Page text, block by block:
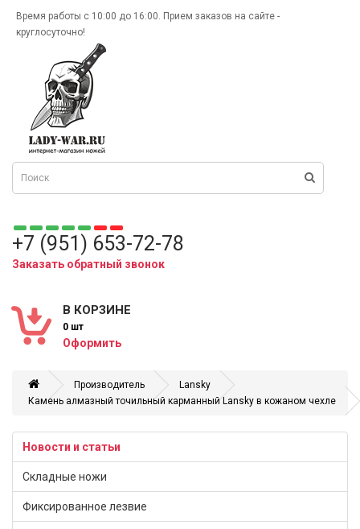
Время работы с 10:00 до 16:00. Прием заказов на сайте -
круглосуточно!
+7 (951) 653-72-78
Заказать обратный звонок
В КОРЗИНЕ
0 шт
Оформить
Производитель
Lansky
Камень алмазный точильный карманный Lansky в кожаном чехле
Новости и статьи
Складные ножи
Фиксированное лезвие